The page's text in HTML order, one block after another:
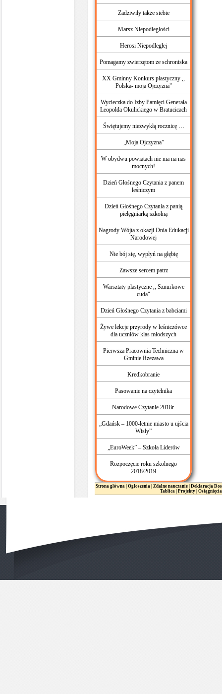
Zadziwiły także siebie
Marsz Niepodległości
Herosi Niepodległej
Pomagamy zwierzętom ze schroniska
XX Gminny Konkurs plastyczny ,,
Polska- moja Ojczyzna"
Wycieczka do Izby Pamięci Generała
Leopolda Okulickiego w Bratucicach
Świętujemy niezwykłą rocznicę …
„Moja Ojczyzna”
W obydwu powiatach nie ma na nas
mocnych!
Dzień Głośnego Czytania z panem
leśniczym
Dzień Głośnego Czytania z panią
pielęgniarką szkolną
Nagrody Wójta z okazji Dnia Edukacji
Narodowej
Nie bój się, wypłyń na głębię
Zawsze sercem patrz
Warsztaty plastyczne ,, Sznurkowe
cuda"
Dzień Głośnego Czytania z babciami
Żywe lekcje przyrody w leśniczówce
dla uczniów klas młodszych
Pierwsza Pracownia Techniczna w
Gminie Rzezawa
Kredkobranie
Pasowanie na czytelnika
Narodowe Czytanie 2018r.
„Gdańsk – 1000-letnie miasto u ujścia
Wisły”
„EuroWeek” – Szkoła Liderów
Rozpoczęcie roku szkolnego
2018/2019
Strona główna Ogłoszenia Zdalne nauczanie Deklaracja
Tablica Projekty Osiągnięcia